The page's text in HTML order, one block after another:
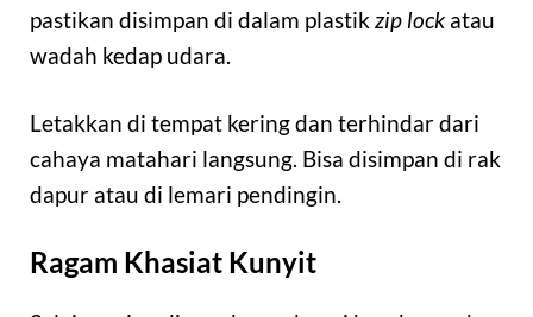
pastikan disimpan di dalam plastikzip lock atau
wadah kedap udara.
Letakkan di tempat kering dan terhindar dari
cahaya matahari langsung. Bisa disimpan di rak
dapur atau di lemari pendingin.
Ragam Khasiat Kunyit